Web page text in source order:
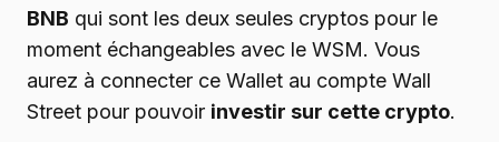
BNB qui sont les deux seules cryptos pour le
moment échangeables avec le WSM. Vous
aurez à connecter ce Wallet au compte Wall
Street pour pouvoir investir sur cette crypto.